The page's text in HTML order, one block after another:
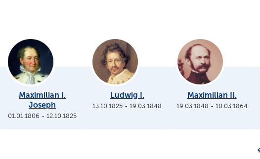
Maximilian I.
Joseph
01.01.1806 -12.10.1825
Ludwig I.
13.10.1825 -19.03.1848
Maximilian II.
19.03.1848 - 10.03.1864